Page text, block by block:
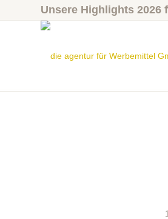
Unsere Highlights 2026